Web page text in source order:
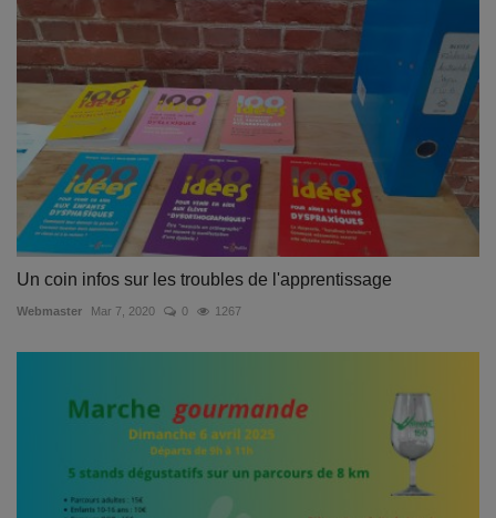
Un coin infos sur les troubles de l'apprentissage
Webmaster Mar 7, 2020 0 1267